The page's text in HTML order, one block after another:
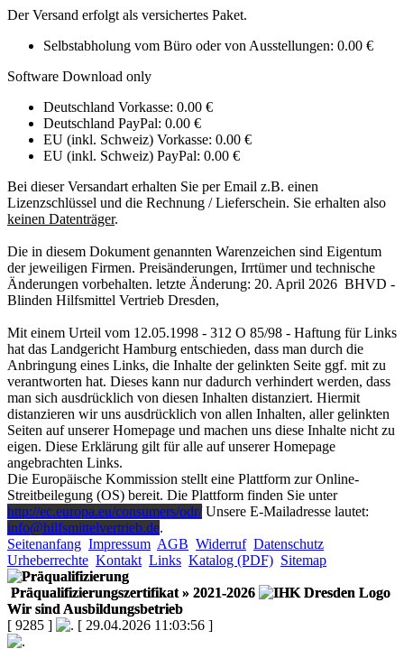
Der Versand erfolgt als versichertes Paket.
Selbstabholung vom Büro oder von Ausstellungen: 0.00 €
Software Download only
Deutschland Vorkasse: 0.00 €
Deutschland PayPal: 0.00 €
EU (inkl. Schweiz) Vorkasse: 0.00 €
EU (inkl. Schweiz) PayPal: 0.00 €
Bei dieser Versandart erhalten Sie per Email z.B. einen
Lizenzschlüssel und die Rechnung / Lieferschein. Sie erhalten also
keinen Datenträger.
Die in diesem Dokument genannten Warenzeichen sind Eigentum
der jeweiligen Firmen. Preisänderungen, Irrtümer und technische
Änderungen vorbehalten. letzte Änderung: 20. April 2026 BHVD -
Blinden Hilfsmittel Vertrieb Dresden,
Mit einem Urteil vom 12.05.1998 - 312 O 85/98 - Haftung für Links
hat das Landgericht Hamburg entschieden, dass man durch die
Anbringung eines Links, die Inhalte der gelinkten Seite ggf. mit zu
verantworten hat. Dieses kann nur dadurch verhindert werden, dass
man sich ausdrücklich von diesen Inhalten distanziert. Hiermit
distanzieren wir uns ausdrücklich von allen Inhalten, aller gelinkten
Seiten auf unserer Homepage und machen uns diese Inhalte nicht zu
eigen. Diese Erklärung gilt für alle auf unserer Homepage
angebrachten Links.
Die Europäische Kommission stellt eine Plattform zur Online-
Streitbeilegung (OS) bereit. Die Plattform finden Sie unter
http://ec.europa.eu/consumers/odr/Unsere E-Mailadresse lautet:
info@hilfsmittelvertrieb.de.
Seitenanfang Impressum AGB Widerruf Datenschutz
Urheberrechte Kontakt Links Katalog (PDF) Sitemap
Präqualifizierungszertifikat » 2021-2026
Wir sind Ausbildungsbetrieb
[ 9285 ]
[ 29.04.2026 11:03:56 ]